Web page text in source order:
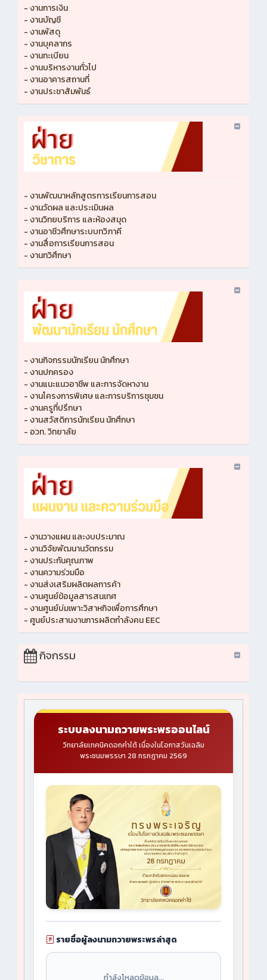
- งานการเงิน
- งานบัญชี
- งานพัสดุ
- งานบุคลากร
- งานทะเบียน
- งานบริหารงานทั่วไป
- งานอาคารสถานที่
- งานประชาสัมพันธ์
- งานพัฒนาหลักสูตรการเรียนการสอน
- งานวัดผล และประเมินผล
- งานวิทยบริการ และห้องสมุด
- งานอาชีวศึกษาระบบทวิภาคี
- งานสื่อการเรียนการสอน
- งานทวิศึกษา
- งานกิจกรรมนักเรียน นักศึกษา
- งานปกครอง
- งานแนะแนวอาชีพ และการจัดหางาน
- งานโครงการพิเศษ และการบริการชุมชน
- งานครูที่ปรึกษา
- งานสวัสดิการนักเรียน นักศึกษา
- อวท. วิทยาลัย
- งานวางแผน และงบประมาณ
- งานวิจัยพัฒนานวัตกรรม
- งานประกันคุณภาพ
- งานความร่วมมือ
- งานส่งเสริมผลิตผลการค้า
- งานศูนย์ข้อมูลสารสนเทศ
- งานศูนย์บ่มเพาะวิสาหกิจเพื่อการศึกษา
- ศูนย์ประสานงานการผลิตกำลังคน EEC
กิจกรรม